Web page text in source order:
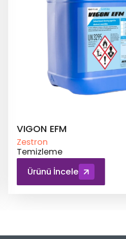
VIGON EFM
Zestron
Temizleme
Ürünü İncele